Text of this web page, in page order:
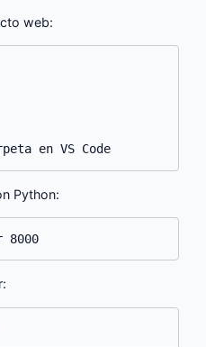
web:
code .   # Abre la carpeta en VS Code
Python:
python3 -m http.server 8000